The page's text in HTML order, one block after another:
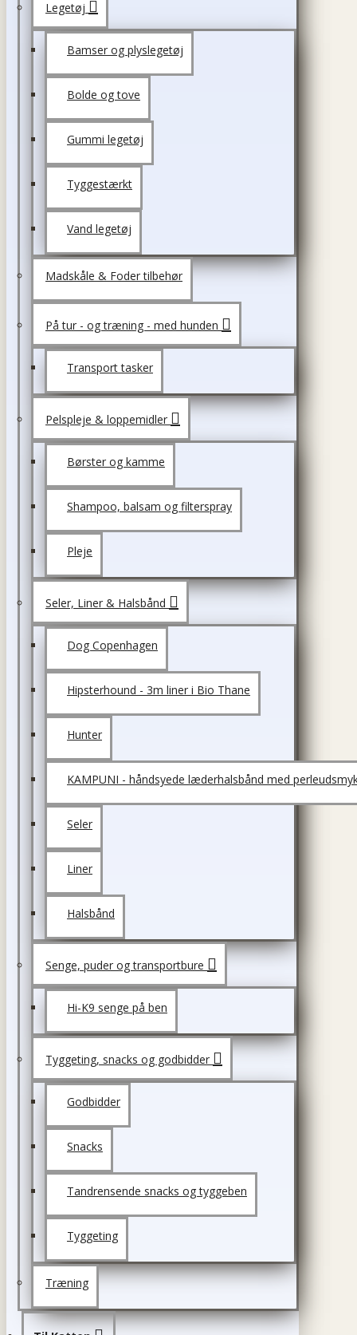
Legetøj
Bamser og plyslegetøj
Bolde og tove
Gummi legetøj
Tyggestærkt
Vand legetøj
Madskåle & Foder tilbehør
På tur - og træning - med hunden
Transport tasker
Pelspleje & loppemidler
Børster og kamme
Shampoo, balsam og filterspray
Pleje
Seler, Liner & Halsbånd
Dog Copenhagen
Hipsterhound - 3m liner i Bio Thane
Hunter
KAMPUNI - håndsyede læderhalsbånd med
Seler
Liner
Halsbånd
Senge, puder og transportbure
Hi-K9 senge på ben
Tyggeting, snacks og godbidder
Godbidder
Snacks
Tandrensende snacks og tyggeben
Tyggeting
Træning